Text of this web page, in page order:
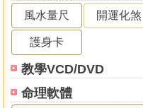
風水量尺 開運化煞
護身卡
教學VCD/DVD
命理軟體